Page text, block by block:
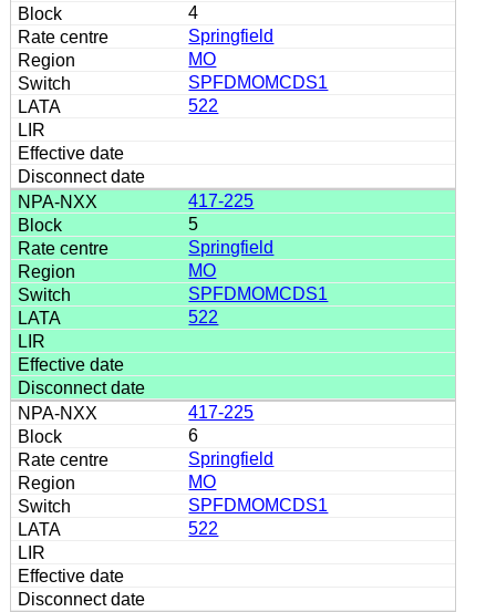
4
Springfield
MO
SPFDMOMCDS1
522
417-225
5
Springfield
MO
SPFDMOMCDS1
522
417-225
6
Springfield
MO
SPFDMOMCDS1
522